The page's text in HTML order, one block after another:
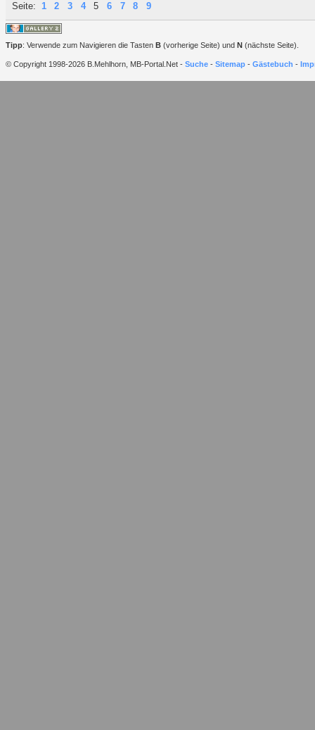
Seite: 1 2 3 4 5 6 7 8 9
Tipp: Verwende zum Navigieren die Tasten B (vorherige Seite) und N (nächste Seite).
© Copyright 1998-2026 B.Mehlhorn, MB-Portal.Net - Suche - Sitemap - Gästebuch -